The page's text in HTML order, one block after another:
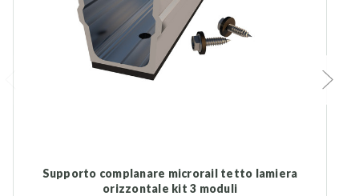
Supporto complanare microrail tetto lamiera
orizzontale kit 3 moduli